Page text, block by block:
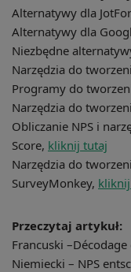
Alternatywy dla
Alternatywy dla
Niezbędne
Narzędzia do
Programy do
Narzędzia do
Obliczanie NPS i
Score, kliknij tutaj
Narzędzia do
SurveyMonkey,
Przeczytaj artykuł:
Francuski –Décodage
Niemiecki – NPS